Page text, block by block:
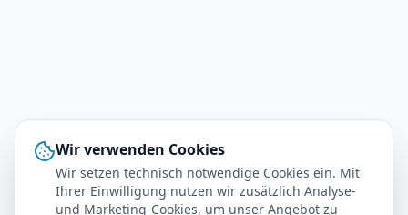
Wir verwenden Cookies
Wir setzen technisch notwendige Cookies ein. Mit
Ihrer Einwilligung nutzen wir zusätzlich Analyse-
und Marketing-Cookies, um unser Angebot zu